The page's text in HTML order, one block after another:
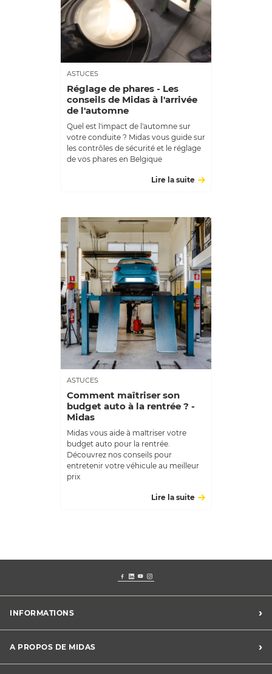
ASTUCES
Réglage de phares - Les
conseils de Midas à l'arrivée
de l'automne
Quel est l'impact de l'automne sur
votre conduite ? Midas vous guide sur
les contrôles de sécurité et le réglage
de vos phares en Belgique
Lire la suite
ASTUCES
Comment maîtriser son
budget auto à la rentrée ? -
Midas
Midas vous aide à maîtriser votre
budget auto pour la rentrée.
Découvrez nos conseils pour
entretenir votre véhicule au meilleur
prix
Lire la suite
INFORMATIONS ›
Conditions générales de vente
Mentions légales
A PROPOS DE MIDAS ›